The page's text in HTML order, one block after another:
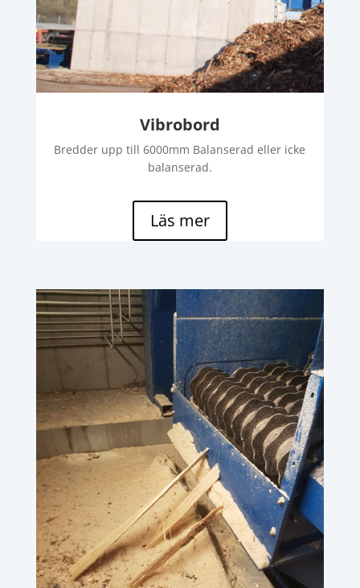
Vibrobord
Bredder upp till 6000mm Balanserad eller icke
balanserad.
Läs mer